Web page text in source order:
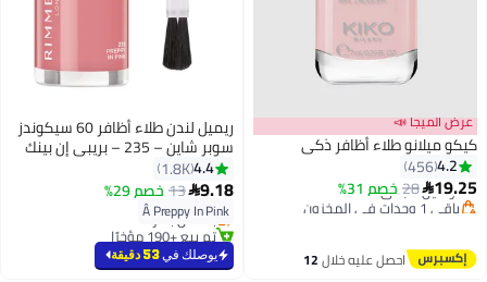
10
عرض الميجا 📣
كيكو ميلانو طلاء أظافر ذكي
4.2
456
19.25
28 خصم 31%توصيل مجاني
باقي 1 وحدات في المخزون
توصيل مجاني
احصل عليه خلال12
8
ريميل لندن طلاء أظافر 60 سيكوندز
سوبر شاين – 235 – بريبي إن بينك
4.4
1.8K
9.18
13 خصم 29%
Â Preppy In Pink
#5 في طلاء الأظافر
أقل سعر في 7 يوم
بتخلّص بسرعة
تم بيع +190 مؤخرًا
يتضمن هدية مجانية
#5 في طلاء الأظافر
يوصلك في53 دقيقة